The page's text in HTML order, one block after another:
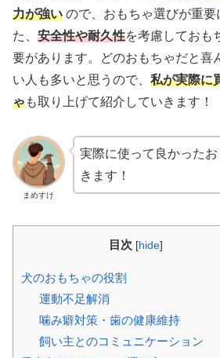
力が強い ので、おもちゃ選びが重要
た、 安全性や耐久性を考慮しておも
要があります。どのおもちゃだと喜
い人も多いと思うので、 私が実際に
ゃも取り上げて紹介していきます！
まめすけ
実際に使って良かった
きます！
目次 [hide]
犬のおもちゃの役割
運動不足解消
噛み癖対策・歯の健康維持
飼い主とのコミュニケーション